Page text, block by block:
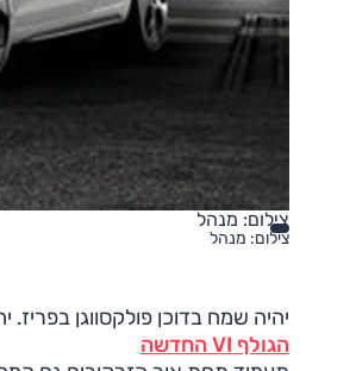
צילום: מנהל
צילום: מנהל
יהיה שמח בדוכן פולקסווגן בפריז.
הגולף VI החדשה